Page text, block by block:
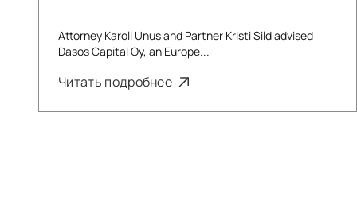
Attorney Karoli Unus and Partner Kristi Sild advised
Dasos Capital Oy, an Europe...
Читать подробнее